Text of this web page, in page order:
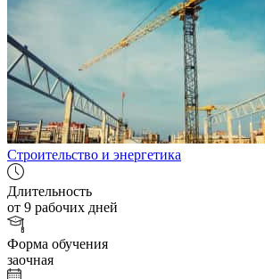
Строительство и энергетика
Длительность
от 9 рабочих дней
Форма обучения
заочная